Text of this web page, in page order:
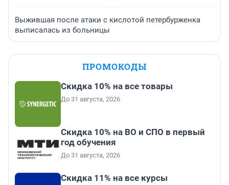
Выжившая после атаки с кислотой петербурженка
выписалась из больницы
ПРОМОКОДЫ
Скидка 10% на все товары
До 31 августа, 2026
Скидка 10% на ВО и СПО в первый
год обучения
До 31 августа, 2026
Скидка 11% на все курсы